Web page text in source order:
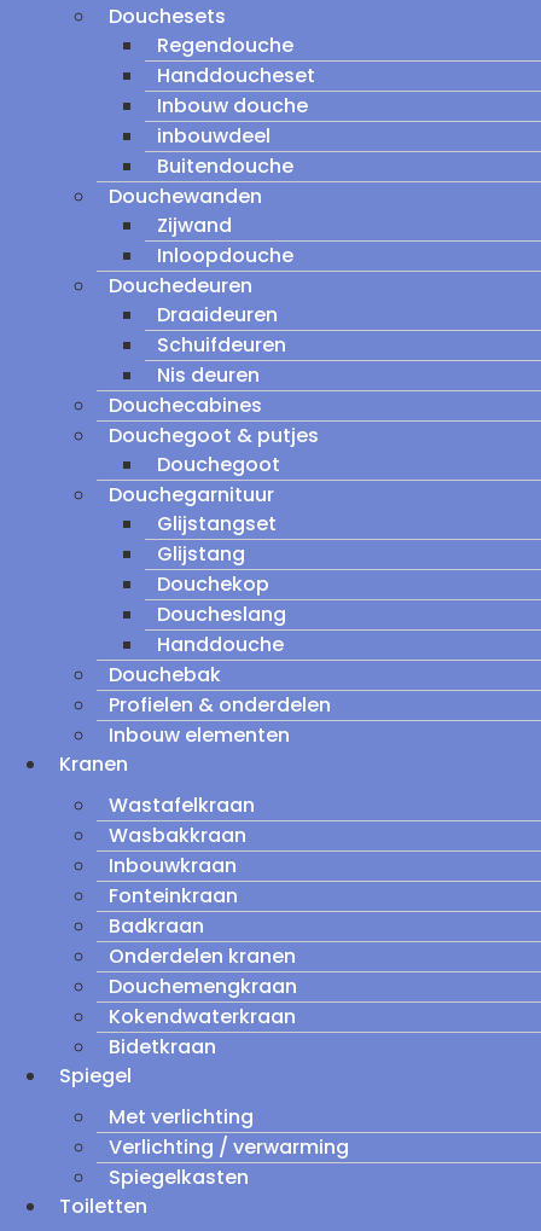
Douchesets
Regendouche
Handdoucheset
Inbouw douche
inbouwdeel
Buitendouche
Douchewanden
Zijwand
Inloopdouche
Douchedeuren
Draaideuren
Schuifdeuren
Nis deuren
Douchecabines
Douchegoot & putjes
Douchegoot
Douchegarnituur
Glijstangset
Glijstang
Douchekop
Doucheslang
Handdouche
Douchebak
Profielen & onderdelen
Inbouw elementen
Kranen
Wastafelkraan
Wasbakkraan
Inbouwkraan
Fonteinkraan
Badkraan
Onderdelen kranen
Douchemengkraan
Kokendwaterkraan
Bidetkraan
Spiegel
Met verlichting
Verlichting / verwarming
Spiegelkasten
Toiletten